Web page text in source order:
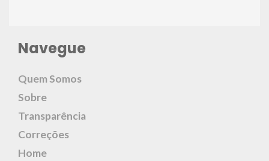
Navegue
Quem Somos
Sobre
Transparência
Correções
Home